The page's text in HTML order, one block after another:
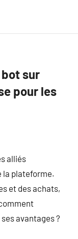
bot sur
pour les
alliés
la plateforme.
et des achats,
avantages ?